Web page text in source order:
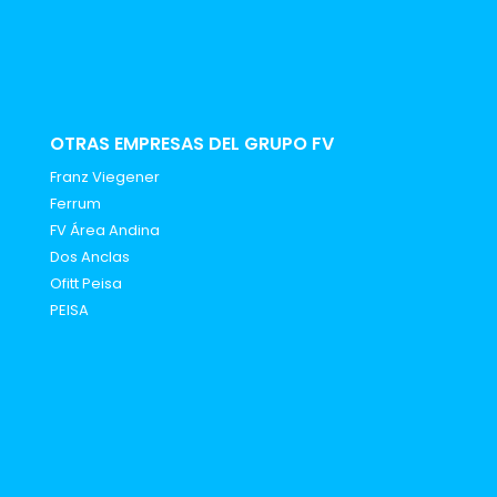
OTRAS EMPRESAS DEL GRUPO FV
Franz Viegener
Ferrum
FV Área Andina
Dos Anclas
Ofitt Peisa
PEISA